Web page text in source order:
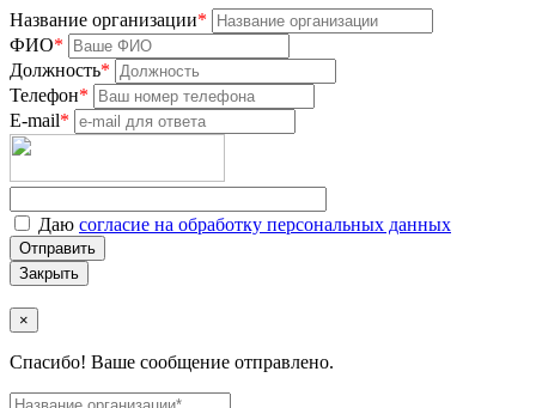
Название организации*
ФИО*
Должность*
Телефон*
E-mail*
Даю согласие на обработку персональных данных
Закрыть
×
Спасибо! Ваше сообщение отправлено.